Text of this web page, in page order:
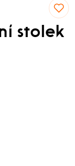
stolek